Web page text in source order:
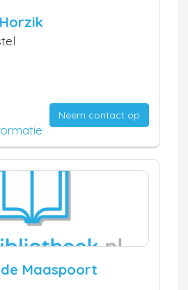
Neem contact op
Maaspoort